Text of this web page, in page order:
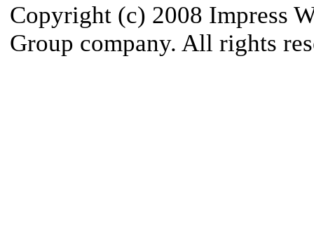
Copyright (c) 2008 Impress
Group company. All rights